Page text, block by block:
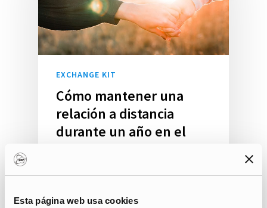
Esta página web usa cookies
EXCHANGE KIT
Cómo mantener una
relación a distancia
durante un año en el
Irse un año al extranjero y
distancia funcione es posible…